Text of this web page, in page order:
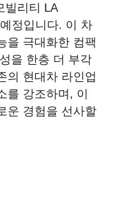
빌리티 LA
정입니다. 이 차
을 극대화한 컴팩
을 한층 더 부각
의 현대차 라인업
를 강조하며, 이
운 경험을 선사할